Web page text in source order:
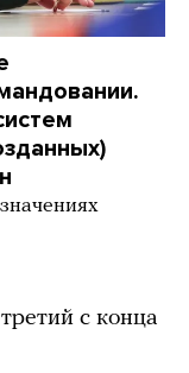
с конца